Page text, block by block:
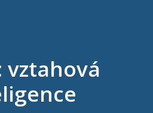
vztahová